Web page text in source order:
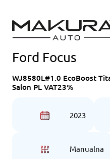
do
treści
Ford Focus
WJ8580L#1.0 EcoBoost
Salon PL VAT23%
2023
Manualna